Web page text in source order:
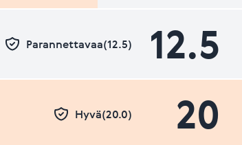
12.5
Parannettavaa(12.5)
20
Hyvä(20.0)